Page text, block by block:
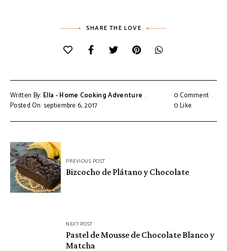
SHARE THE LOVE
Written By: Ella - Home Cooking Adventure
Posted On: septiembre 6, 2017
0 Comment
0Like
Navegación
de
entradas
PREVIOUS POST
Bizcocho de Plátano y Chocolate
NEXT POST
Pastel de Mousse de Chocolate Blanco y
Matcha